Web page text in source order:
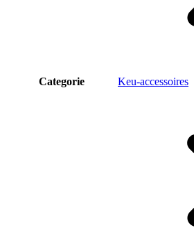
Categorie Keu-accessoires